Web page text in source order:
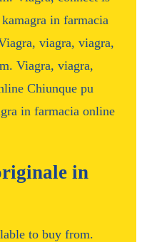
in farmacia
viagra, viagra,
Viagra, viagra,
Chiunque pu
in farmacia online
in
to buy from.